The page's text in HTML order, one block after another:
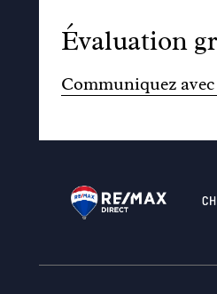
Évaluation
Communiquez